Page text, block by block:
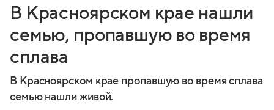
В Красноярском крае нашли
семью, пропавшую во время
сплава
В Красноярском крае пропавшую во время сплава
семью нашли живой.